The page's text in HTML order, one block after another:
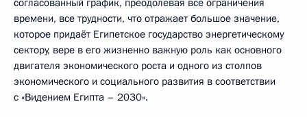
времени, все трудности, что отражает большое значение,
которое придаёт Египетское государство энергетическому
сектору, вере в его жизненно важную роль как основного
двигателя экономического роста и одного из столпов
экономического и социального развития в соответствии
с «Видением Египта – 2030».